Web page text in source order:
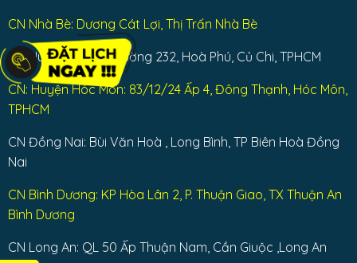
CN Nhà Bè: Dương Cát Lợi, Thị Trấn Nhà Bè
CN Huyện Củ Chi: Đường 232, Hoà Phú, Củ Chi, TPHCM
CN: Huyện Hóc Môn: 83/12/24 Ấp 4, Đông Thạnh, Hóc Môn,
TPHCM
CN Đồng Nai: Bùi Văn Hoà , Long Bình, TP Biên Hoà Đồng
Nai
CN Bình Dương: KP Hòa Lân 2, P. Thuận Giao, TX Thuận An
Bình Dương
CN Long An: QL 50 Ấp Thuận Nam, Cần Giuộc ,Long An